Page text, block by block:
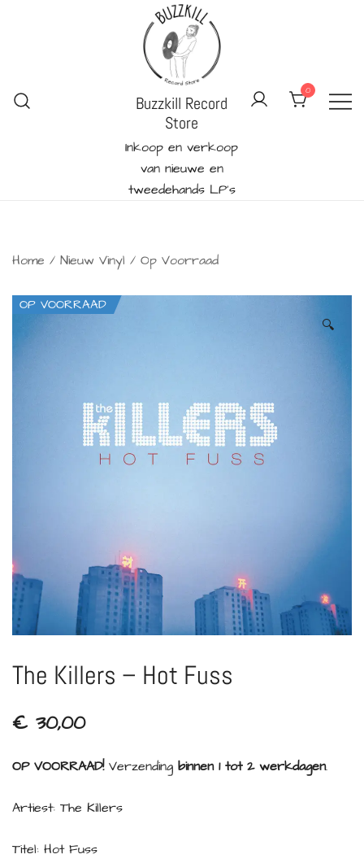
Buzzkill Record
Store
Inkoop en verkoop
van nieuwe en
tweedehands LP's
0
Home / Nieuw Vinyl / Op Voorraad
🔍
OP VOORRAAD
The Killers – Hot Fuss
€30,00
OP VOORRAAD!Verzending binnen 1 tot 2 werkdagen.
Artiest: The Killers
Titel: Hot Fuss